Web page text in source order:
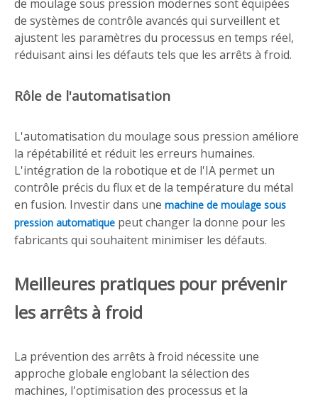
de moulage sous pression modernes sont équipées
de systèmes de contrôle avancés qui surveillent et
ajustent les paramètres du processus en temps réel,
réduisant ainsi les défauts tels que les arrêts à froid.
Rôle de l'automatisation
L'automatisation du moulage sous pression améliore
la répétabilité et réduit les erreurs humaines.
L'intégration de la robotique et de l'IA permet un
contrôle précis du flux et de la température du métal
en fusion. Investir dans une machine de moulage sous
pression automatique peut changer la donne pour les
fabricants qui souhaitent minimiser les défauts.
Meilleures pratiques pour prévenir
les arrêts à froid
La prévention des arrêts à froid nécessite une
approche globale englobant la sélection des
machines, l'optimisation des processus et la